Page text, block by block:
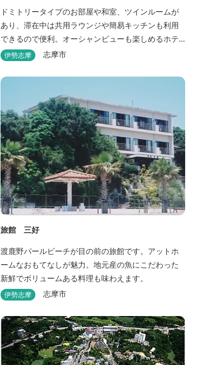
ドミトリータイプのお部屋や和室、ツインルームが
あり、滞在中は共用ラウンジや簡易キッチンも利用
できるので便利。オーシャンビューも楽しめるホテ
ルです。
伊勢志摩 志摩市
旅館 三好
渡鹿野パールビーチが目の前の旅館です。アットホ
ームなおもてなしが魅力。地元産の魚にこだわった
新鮮でボリュームある料理も味わえます。
伊勢志摩 志摩市